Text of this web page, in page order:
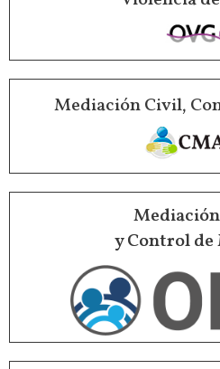
Mediación Civil,
y Control de